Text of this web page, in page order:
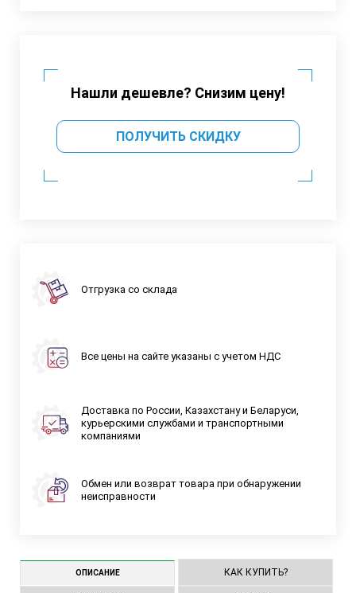
Нашли дешевле? Снизим цену!
ПОЛУЧИТЬ СКИДКУ
Отгрузка со склада
Все цены на сайте указаны с учетом НДС
Доставка по России, Казахстану и Беларуси,
курьерскими службами и транспортными
компаниями
Обмен или возврат товара при обнаружении
неисправности
ОПИСАНИЕ КАК КУПИТЬ?